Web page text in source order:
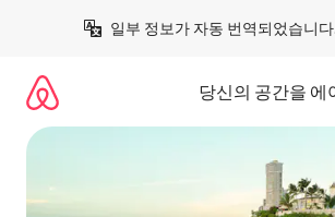
일부 정보가 자동 번역되었습니
당신의 공간을